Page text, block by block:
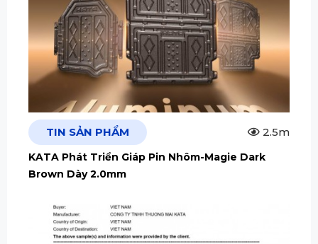
TIN SẢN PHẨM 2.5m
KATA Phát Triển Giáp Pin Nhôm-Magie Dark
Brown Dày 2.0mm